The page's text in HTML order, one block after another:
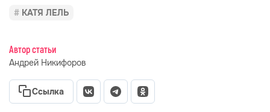
КАТЯ ЛЕЛЬ
Автор статьи
Андрей Никифоров
Ссылка